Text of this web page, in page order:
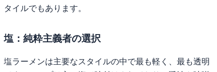
タイルでもあります。
塩：純粋主義者の選択
塩ラーメンは主要なスタイルの中で最も軽く、最も透明